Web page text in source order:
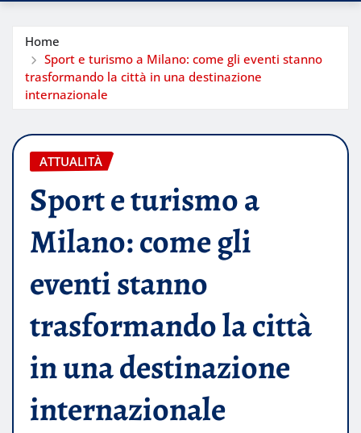
Home
Sport e turismo a Milano: come gli eventi stanno
trasformando la città in una destinazione
internazionale
ATTUALITÀ
Sport e turismo a
Milano: come gli
eventi stanno
trasformando la città
in una destinazione
internazionale